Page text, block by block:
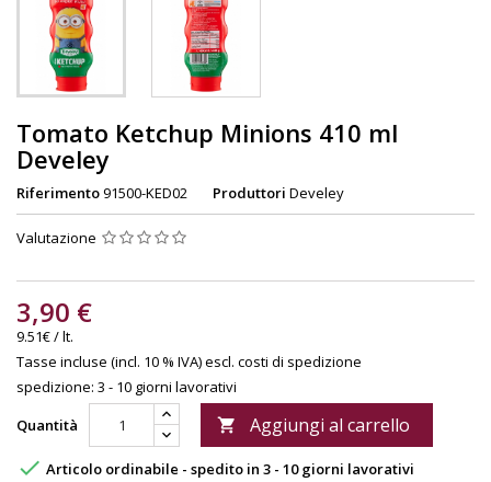
Tomato Ketchup Minions 410 ml
Develey
Riferimento91500-KED02 Produttori Develey
Valutazione
3,90 €
9.51€ / lt.
Tasse incluse (incl. 10 % IVA)escl. costi di spedizione
spedizione: 3 - 10 giorni lavorativi
Quantità
 Aggiungi al carrello
 Articolo ordinabile - spedito in 3 - 10 giorni lavorativi